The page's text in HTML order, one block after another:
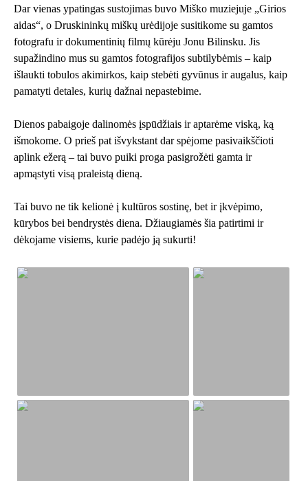
Dar vienas ypatingas sustojimas buvo Miško muziejuje „Girios
aidas“, o Druskininkų miškų urėdijoje susitikome su gamtos
fotografu ir dokumentinių filmų kūrėju Jonu Bilinsku. Jis
supažindino mus su gamtos fotografijos subtilybėmis – kaip
išlaukti tobulos akimirkos, kaip stebėti gyvūnus ir augalus, kaip
pamatyti detales, kurių dažnai nepastebime.
Dienos pabaigoje dalinomės įspūdžiais ir aptarėme viską, ką
išmokome. O prieš pat išvykstant dar spėjome pasivaikščioti
aplink ežerą – tai buvo puiki proga pasigrožėti gamta ir
apmąstyti visą praleistą dieną.
Tai buvo ne tik kelionė į kultūros sostinę, bet ir įkvėpimo,
kūrybos bei bendrystės diena. Džiaugiamės šia patirtimi ir
dėkojame visiems, kurie padėjo ją sukurti!